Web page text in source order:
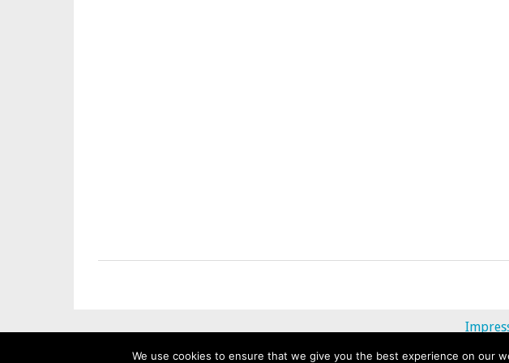
© 2013 - 2020
We use cookies to ensure that we give you the best experience on our